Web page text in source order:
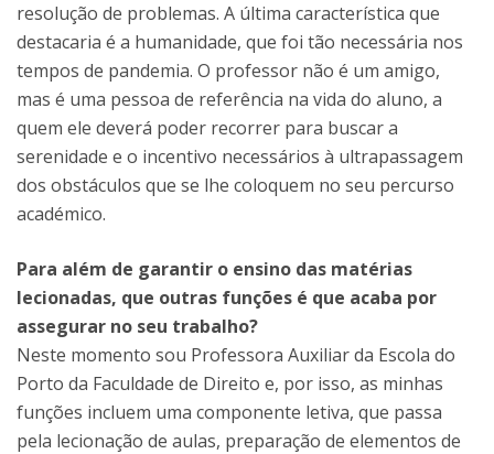
resolução de problemas. A última característica que
destacaria é a humanidade, que foi tão necessária nos
tempos de pandemia. O professor não é um amigo,
mas é uma pessoa de referência na vida do aluno, a
quem ele deverá poder recorrer para buscar a
serenidade e o incentivo necessários à ultrapassagem
dos obstáculos que se lhe coloquem no seu percurso
académico.
Para além de garantir o ensino das matérias
lecionadas, que outras funções é que acaba por
assegurar no seu trabalho?
Neste momento sou Professora Auxiliar da Escola do
Porto da Faculdade de Direito e, por isso, as minhas
funções incluem uma componente letiva, que passa
pela lecionação de aulas, preparação de elementos de